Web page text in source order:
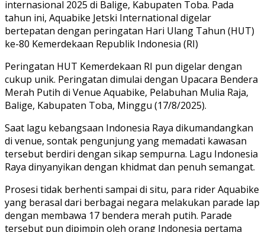
internasional 2025 di Balige, Kabupaten Toba. Pada
tahun ini, Aquabike Jetski International digelar
bertepatan dengan peringatan Hari Ulang Tahun (HUT)
ke-80 Kemerdekaan Republik Indonesia (RI)
Peringatan HUT Kemerdekaan RI pun digelar dengan
cukup unik. Peringatan dimulai dengan Upacara Bendera
Merah Putih di Venue Aquabike, Pelabuhan Mulia Raja,
Balige, Kabupaten Toba, Minggu (17/8/2025).
Saat lagu kebangsaan Indonesia Raya dikumandangkan
di venue, sontak pengunjung yang memadati kawasan
tersebut berdiri dengan sikap sempurna. Lagu Indonesia
Raya dinyanyikan dengan khidmat dan penuh semangat.
Prosesi tidak berhenti sampai di situ, para rider Aquabike
yang berasal dari berbagai negara melakukan parade lap
dengan membawa 17 bendera merah putih. Parade
tersebut pun dipimpin oleh orang Indonesia pertama